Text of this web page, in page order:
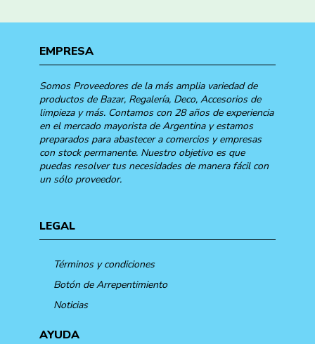
EMPRESA
Somos Proveedores de la más amplia variedad de
productos de Bazar, Regalería, Deco, Accesorios de
limpieza y más. Contamos con 28 años de experiencia
en el mercado mayorista de Argentina y estamos
preparados para abastecer a comercios y empresas
con stock permanente. Nuestro objetivo es que
puedas resolver tus necesidades de manera fácil con
un sólo proveedor.
LEGAL
Términos y condiciones
Botón de Arrepentimiento
Noticias
AYUDA